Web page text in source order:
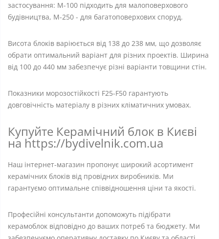
застосування: М-100 підходить для малоповерхового
будівництва, М-250 - для багатоповерхових споруд.
Висота блоків варіюється від 138 до 238 мм, що дозволяє
обрати оптимальний варіант для різних проектів. Ширина
від 100 до 440 мм забезпечує різні варіанти товщини стін.
Показники морозостійкості F25-F50 гарантують
довговічність матеріалу в різних кліматичних умовах.
Купуйте Керамічний блок в Києві
на https://bydivelnik.com.ua
Наш інтернет-магазин пропонує широкий асортимент
керамічних блоків від провідних виробників. Ми
гарантуємо оптимальне співвідношення ціни та якості.
Професійні консультанти допоможуть підібрати
керамоблок відповідно до ваших потреб та бюджету. Ми